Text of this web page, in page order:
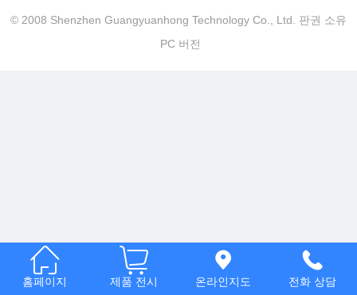
ئۇيغۇرچە
© 2008 Shenzhen Guangyuanhong Technology Co., Ltd. 판권 소유
PC 버전
홈페이지 제품 전시 온라인지도 전화 상담